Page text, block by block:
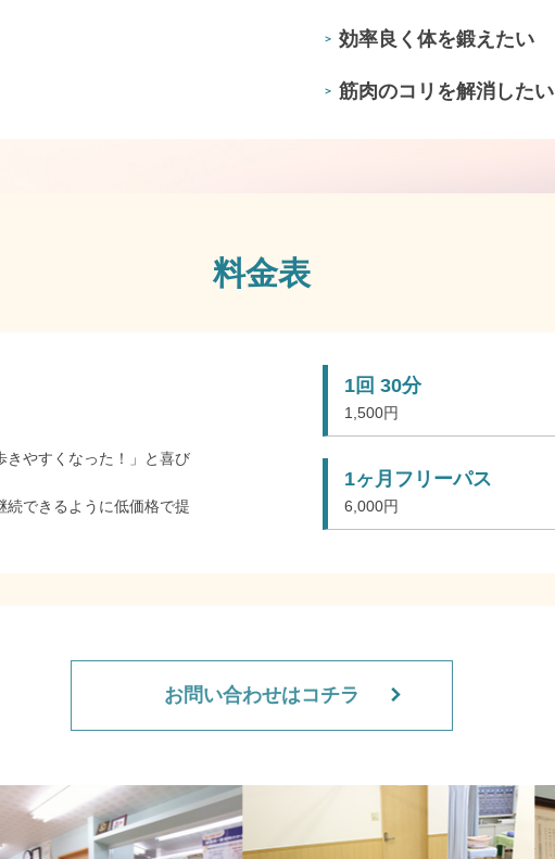
＞ 効率良く体を鍛えたい
＞ 筋肉のコリを解消したい
料金表
きやすくなった！」と喜び
続できるように低価格で提
1回 30分
1,500円
1ヶ月フリーパス
6,000円
お問い合わせはコチラ